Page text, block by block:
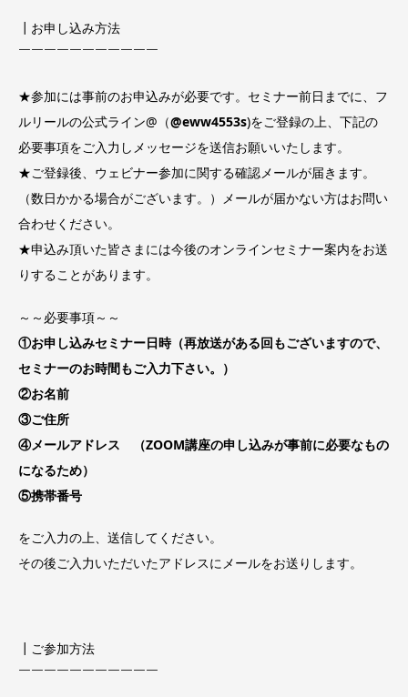
┃お申し込み方法
￣￣￣￣￣￣￣￣￣￣￣
★参加には事前のお申込みが必要です。セミナー前日までに、フ
ルリールの公式ライン@（@eww4553s)をご登録の上、下記の
必要事項をご入力しメッセージを送信お願いいたします。
★ご登録後、ウェビナー参加に関する確認メールが届きます。
（数日かかる場合がございます。）メールが届かない方はお問い
合わせください。
★申込み頂いた皆さまには今後のオンラインセミナー案内をお送
りすることがあります。
～～必要事項～～
①お申し込みセミナー日時（再放送がある回もございますので、
セミナーのお時間もご入力下さい。）
②お名前
③ご住所
④メールアドレス （ZOOM講座の申し込みが事前に必要なもの
になるため）
⑤携帯番号
をご入力の上、送信してください。
その後ご入力いただいたアドレスにメールをお送りします。
┃ご参加方法
￣￣￣￣￣￣￣￣￣￣￣